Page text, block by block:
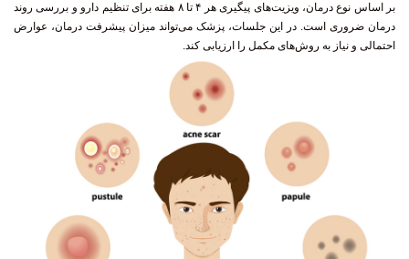
بر اساس نوع درمان، ویزیت‌های پیگیری هر ۴ تا ۸ هفته برای تنظیم دارو و بررسی روند
درمان ضروری است. در این جلسات، پزشک می‌تواند میزان پیشرفت درمان، عوارض
احتمالی و نیاز به روش‌های مکمل را ارزیابی کند.